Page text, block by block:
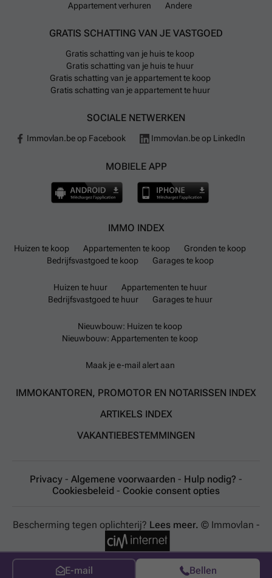
E-mail Bellen
Appartement verhuren
Andere
GRATIS SCHATTING VAN JE VASTGOED
Gratis schatting van je huis te koop
Gratis schatting van je huis te huur
Gratis schatting van je appartement te koop
Gratis schatting van je appartement te huur
SOCIALE NETWERKEN
Immovlan.be op Facebook Immovlan.be op LinkedIn
MOBIELE APP
IMMO INDEX
Huizen te koop Appartementen te koop
Gronden te koop
Bedrijfsvastgoed te koop
Garages te koop
Huizen te huur
Appartementen te huur
Bedrijfsvastgoed te huur
Garages te huur
Nieuwbouw: Huizen te koop
Nieuwbouw: Appartementen te koop
Maak je e-mail alert aan
IMMOKANTOREN, PROMOTOR EN NOTARISSEN INDEX
ARTIKELS INDEX
VAKANTIEBESTEMMINGEN
Privacy - Algemene voorwaarden - Hulp nodig? -
Cookiesbeleid - Cookie consent opties
Bescherming tegen oplichterij? Lees meer. © Immovlan -